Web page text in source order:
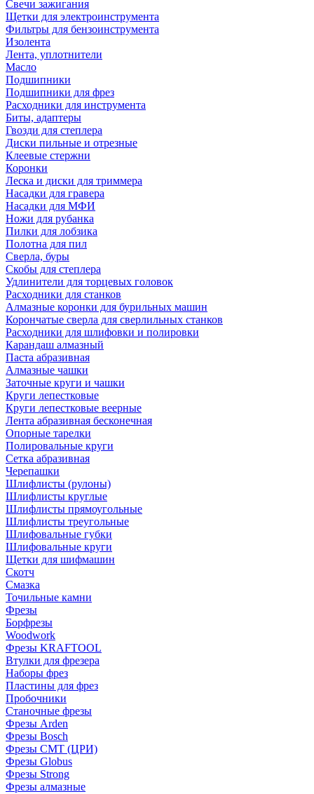
Свечи зажигания
Щетки для электроинструмента
Фильтры для бензоинструмента
Изолента
Лента, уплотнители
Масло
Подшипники
Подшипники для фрез
Расходники для инструмента
Биты, адаптеры
Гвозди для степлера
Диски пильные и отрезные
Клеевые стержни
Коронки
Леска и диски для триммера
Насадки для гравера
Насадки для МФИ
Ножи для рубанка
Пилки для лобзика
Полотна для пил
Сверла, буры
Скобы для степлера
Удлинители для торцевых головок
Расходники для станков
Алмазные коронки для бурильных машин
Корончатые сверла для сверлильных станков
Расходники для шлифовки и полировки
Карандаш алмазный
Паста абразивная
Алмазные чашки
Заточные круги и чашки
Круги лепестковые
Круги лепестковые веерные
Лента абразивная бесконечная
Опорные тарелки
Полировальные круги
Сетка абразивная
Черепашки
Шлифлисты (рулоны)
Шлифлисты круглые
Шлифлисты прямоугольные
Шлифлисты треугольные
Шлифовальные губки
Шлифовальные круги
Щетки для шифмашин
Скотч
Смазка
Точильные камни
Фрезы
Борфрезы
Woodwork
Фрезы KRAFTOOL
Втулки для фрезера
Наборы фрез
Пластины для фрез
Пробочники
Станочные фрезы
Фрезы Arden
Фрезы Bosch
Фрезы CMT (ЦРИ)
Фрезы Globus
Фрезы Strong
Фрезы алмазные